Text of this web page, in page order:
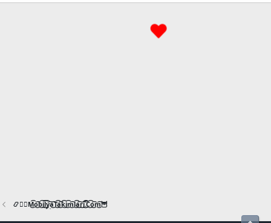
📿🧙‍♂️M͜͡o͜͡b͜͡i͜͡l͜͡y͜͡a͜͡T͜͡a͜͡k͜͡i͜͡m͜͡l͜͡a͜͡r͜͡i͜͡.͜͡C͜͡o͜͡m͜͡🦉